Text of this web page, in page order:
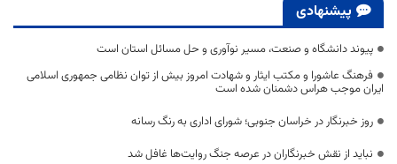
پیشنهادی
پیوند دانشگاه و صنعت، مسیر نوآوری و حل مسائل استان است
فرهنگ عاشورا و مکتب ایثار و شهادت امروز بیش از توان نظامی جمهوری اسلامی
ایران موجب هراس دشمنان شده است
روز خبرنگار در خراسان جنوبی؛ شورای اداری به رنگ رسانه
نباید از نقش خبرنگاران در عرصه جنگ روایت‌ها غافل شد